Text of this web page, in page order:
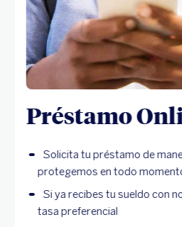
Préstamo
Solicita tu préstamo de
protegemos en todo
Si ya recibes tu sueldo con
tasa preferencial